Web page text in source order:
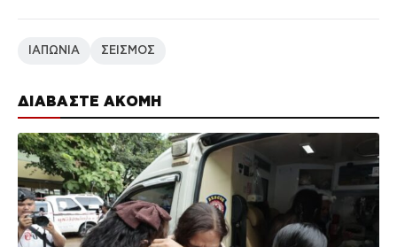
ΔΙΑΒΑΣΤΕ ΑΚΟΜΗ
ΙΑΠΩΝΙΑ ΣΕΙΣΜΟΣ